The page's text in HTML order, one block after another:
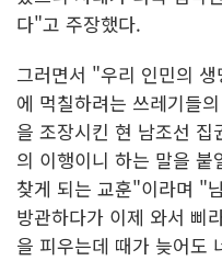
다"고 주장했다.
그러면서 "우리 인민의
에 먹칠하려는 쓰레기들
을 조장시킨 현 남조선
의 이행이니 하는 말을
찾게 되는 교훈"이라며 "
방관하다가 이제 와서 삐
을 피우는데 때가 늦어도